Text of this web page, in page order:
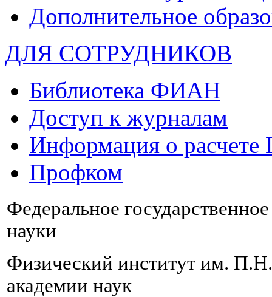
Дополнительное
ДЛЯ СОТРУДНИКОВ
Библиотека ФИАН
Доступ к журналам
Информация о
Профком
Федеральное
науки
Физический институт им.
академии наук